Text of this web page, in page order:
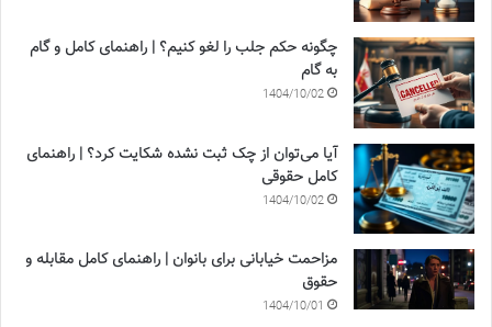
چگونه حکم جلب را لغو کنیم؟ | راهنمای کامل و گام
به گام
1404/10/02
آیا می‌توان از چک ثبت نشده شکایت کرد؟ | راهنمای
کامل حقوقی
1404/10/02
مزاحمت خیابانی برای بانوان | راهنمای کامل مقابله و
حقوق
1404/10/01